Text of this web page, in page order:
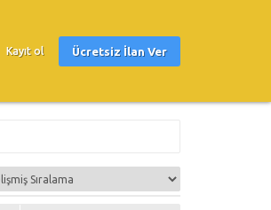
Kayıt ol Ücretsiz İlan Ver